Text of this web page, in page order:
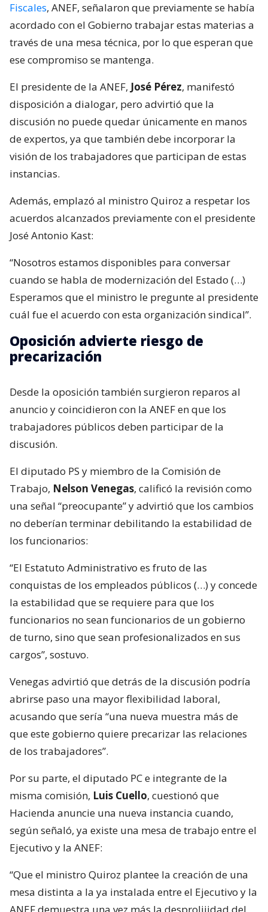
Fiscales, ANEF, señalaron que previamente se había
acordado con el Gobierno trabajar estas materias a
través de una mesa técnica, por lo que esperan que
ese compromiso se mantenga.
El presidente de la ANEF, José Pérez, manifestó
disposición a dialogar, pero advirtió que la
discusión no puede quedar únicamente en manos
de expertos, ya que también debe incorporar la
visión de los trabajadores que participan de estas
instancias.
Además, emplazó al ministro Quiroz a respetar los
acuerdos alcanzados previamente con el presidente
José Antonio Kast:
“Nosotros estamos disponibles para conversar
cuando se habla de modernización del Estado (…)
Esperamos que el ministro le pregunte al presidente
cuál fue el acuerdo con esta organización sindical”.
Oposición advierte riesgo de
precarización
Desde la oposición también surgieron reparos al
anuncio y coincidieron con la ANEF en que los
trabajadores públicos deben participar de la
discusión.
El diputado PS y miembro de la Comisión de
Trabajo, Nelson Venegas, calificó la revisión como
una señal “preocupante” y advirtió que los cambios
no deberían terminar debilitando la estabilidad de
los funcionarios:
“El Estatuto Administrativo es fruto de las
conquistas de los empleados públicos (…) y concede
la estabilidad que se requiere para que los
funcionarios no sean funcionarios de un gobierno
de turno, sino que sean profesionalizados en sus
cargos”, sostuvo.
Venegas advirtió que detrás de la discusión podría
abrirse paso una mayor flexibilidad laboral,
acusando que sería “una nueva muestra más de
que este gobierno quiere precarizar las relaciones
de los trabajadores”.
Por su parte, el diputado PC e integrante de la
misma comisión, Luis Cuello, cuestionó que
Hacienda anuncie una nueva instancia cuando,
según señaló, ya existe una mesa de trabajo entre el
Ejecutivo y la ANEF:
“Que el ministro Quiroz plantee la creación de una
mesa distinta a la ya instalada entre el Ejecutivo y la